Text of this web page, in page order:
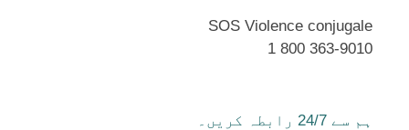
SOS Violence conjugale
1 800 363-9010
ہم سے 24/7 رابطہ کریں۔